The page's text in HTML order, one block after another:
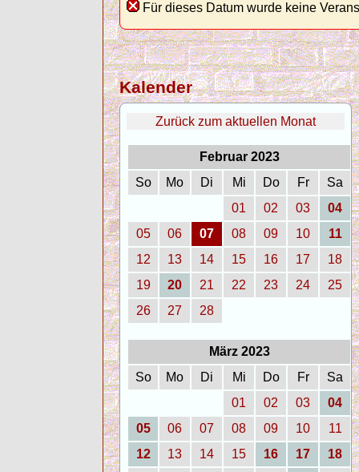
Für dieses Datum wurde keine
Kalender
Zurück zum aktuellen Monat
Februar 2023
So
Mo Di Mi Do Fr
Sa
01
02 03
04
05
06 07 08 09 10
11
12
13 14 15 16 17
18
19
20 21 22 23 24
25
26
27 28
März 2023
So
Mo Di Mi Do Fr
Sa
01
02 03
04
05
06 07 08 09 10
11
12
13 14 15 16 17
18